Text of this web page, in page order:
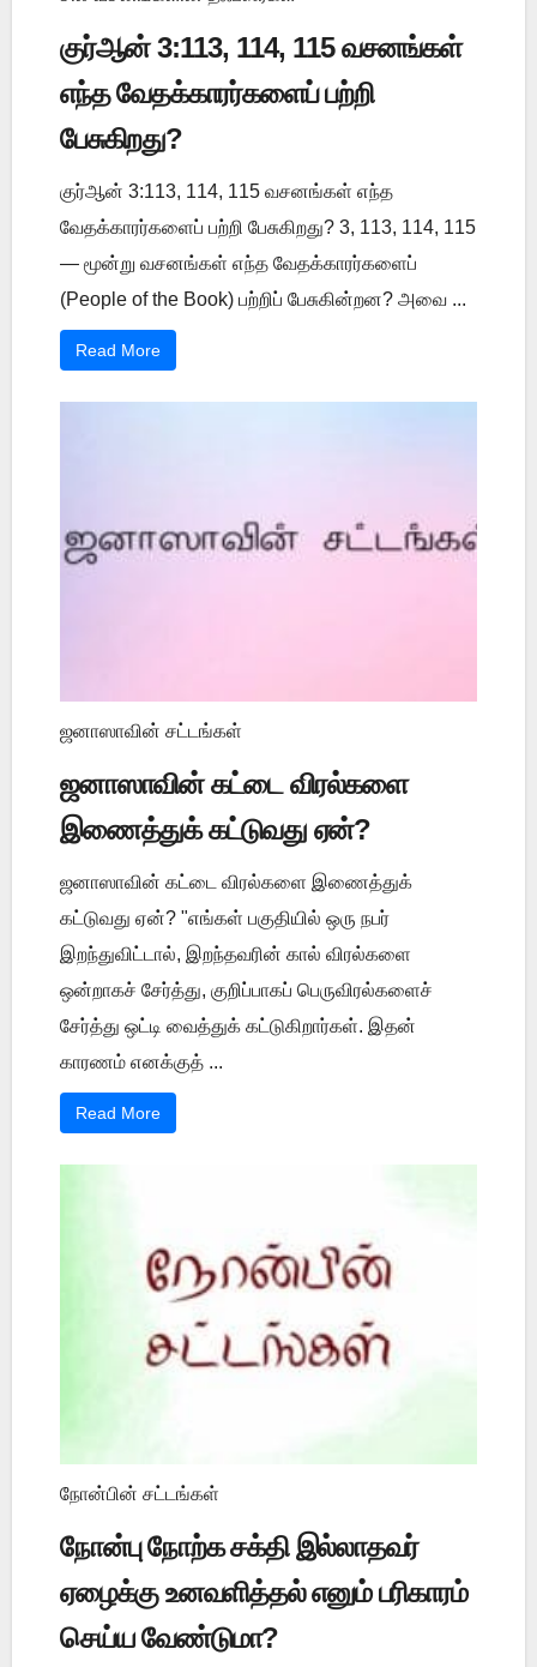
குர்ஆன் 3:113, 114, 115 வசனங்கள்
எந்த வேதக்காரர்களைப் பற்றி
பேசுகிறது?
குர்ஆன் 3:113, 114, 115 வசனங்கள் எந்த
வேதக்காரர்களைப் பற்றி பேசுகிறது? 3, 113, 114, 115
— மூன்று வசனங்கள் எந்த வேதக்காரர்களைப்
(People of the Book) பற்றிப் பேசுகின்றன? அவை ...
Read More
ஜனாஸாவின் சட்டங்கள்
ஜனாஸாவின் கட்டை விரல்களை
இணைத்துக் கட்டுவது ஏன்?
ஜனாஸாவின் கட்டை விரல்களை இணைத்துக்
கட்டுவது ஏன்? "எங்கள் பகுதியில் ஒரு நபர்
இறந்துவிட்டால், இறந்தவரின் கால் விரல்களை
ஒன்றாகச் சேர்த்து, குறிப்பாகப் பெருவிரல்களைச்
சேர்த்து ஒட்டி வைத்துக் கட்டுகிறார்கள். இதன்
காரணம் எனக்குத் ...
Read More
நோன்பின் சட்டங்கள்
நோன்பு நோற்க சக்தி இல்லாதவர்
ஏழைக்கு உனவளித்தல் எனும் பரிகாரம்
செய்ய வேண்டுமா?